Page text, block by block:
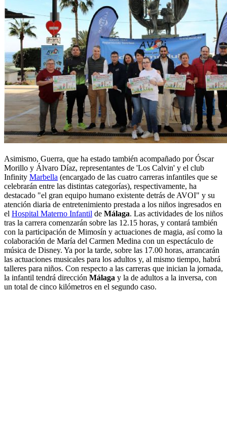
Asimismo, Guerra, que ha estado también acompañado por Óscar
Morillo y Álvaro Díaz, representantes de 'Los Calvin' y el club
Infinity Marbella (encargado de las cuatro carreras infantiles que se
celebrarán entre las distintas categorías), respectivamente, ha
destacado "el gran equipo humano existente detrás de AVOI" y su
atención diaria de entretenimiento prestada a los niños ingresados en
el Hospital Materno Infantil de Málaga. Las actividades de los niños
tras la carrera comenzarán sobre las 12.15 horas, y contará también
con la participación de Mimosín y actuaciones de magia, así como la
colaboración de María del Carmen Medina con un espectáculo de
música de Disney. Ya por la tarde, sobre las 17.00 horas, arrancarán
las actuaciones musicales para los adultos y, al mismo tiempo, habrá
talleres para niños. Con respecto a las carreras que inician la jornada,
la infantil tendrá dirección Málaga y la de adultos a la inversa, con
un total de cinco kilómetros en el segundo caso.